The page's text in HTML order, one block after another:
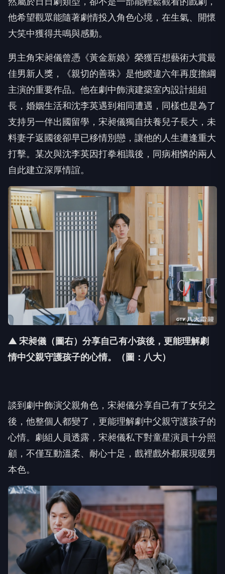
他希望觀眾能隨著劇情投入角色心境，在生氣、 開懷
大笑中獲得共鳴與感動。
男主角宋昶儀曾憑《黃金新娘》榮獲百想藝術大賞最
佳男新人獎，
《親切的善珠》是他睽違六年再度擔綱
主演的重要作品。 他在劇中飾演建築室內設計組組
長， 婚姻生活和沈李英遇到相同遭遇， 同樣也是為了
支持另一伴出國留學，宋昶儀獨自扶養兒子長大， 未
料妻子返國後卻早已移情別戀，讓他的人生遭逢重大
打擊。 某次與沈李英因打拳相識後，同病相憐的兩人
自此建立深厚情誼。
▲ 宋昶儀（圖右）分享自己有小孩後，更能理解劇
情中父親守護孩子的心情。（圖：八大）
談到劇中飾演父親角色，宋昶儀分享自己有了女兒之
後， 他整個人都變了，更能理解劇中父親守護孩子的
心情。 劇組人員透露，宋昶儀私下對童星演員十分照
顧，不僅互動溫柔、 耐心十足，戲裡戲外都展現暖男
本色。